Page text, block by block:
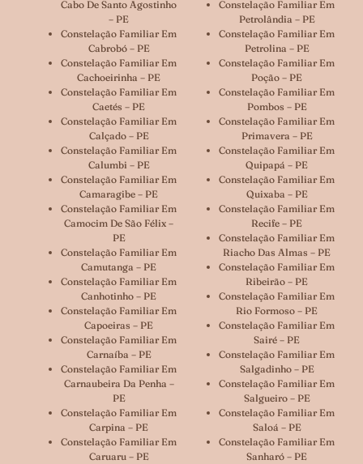
Cabo De Santo Agostinho
– PE
Constelação Familiar Em
Cabrobó – PE
Constelação Familiar Em
Cachoeirinha – PE
Constelação Familiar Em
Caetés – PE
Constelação Familiar Em
Calçado – PE
Constelação Familiar Em
Calumbi – PE
Constelação Familiar Em
Camaragibe – PE
Constelação Familiar Em
Camocim De São Félix –
PE
Constelação Familiar Em
Camutanga – PE
Constelação Familiar Em
Canhotinho – PE
Constelação Familiar Em
Capoeiras – PE
Constelação Familiar Em
Carnaíba – PE
Constelação Familiar Em
Carnaubeira Da Penha –
PE
Constelação Familiar Em
Carpina – PE
Constelação Familiar Em
Caruaru – PE
Constelação Familiar Em
Petrolândia – PE
Constelação Familiar Em
Petrolina – PE
Constelação Familiar Em
Poção – PE
Constelação Familiar Em
Pombos – PE
Constelação Familiar Em
Primavera – PE
Constelação Familiar Em
Quipapá – PE
Constelação Familiar Em
Quixaba – PE
Constelação Familiar Em
Recife – PE
Constelação Familiar Em
Riacho Das Almas – PE
Constelação Familiar Em
Ribeirão – PE
Constelação Familiar Em
Rio Formoso – PE
Constelação Familiar Em
Sairé – PE
Constelação Familiar Em
Salgadinho – PE
Constelação Familiar Em
Salgueiro – PE
Constelação Familiar Em
Saloá – PE
Constelação Familiar Em
Sanharó – PE